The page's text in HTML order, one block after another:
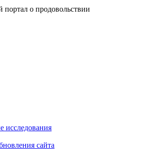
о продовольствии
исследования
сайта